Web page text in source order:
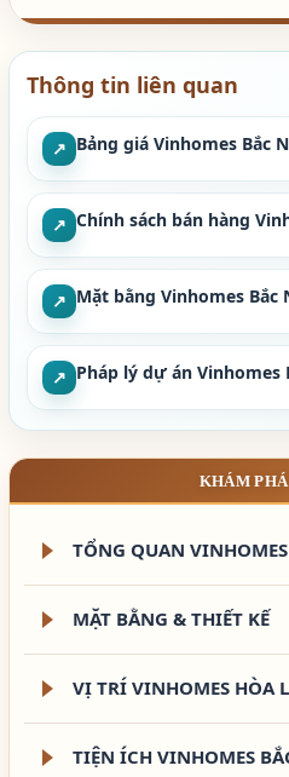
Thông tin liên quan
↗ Bảng giá Vinhomes Bắc
↗ Chính sách bán hàng
↗ Mặt bằng Vinhomes Bắc
↗ Pháp lý dự án Vinhomes
KHÁM
TỔNG QUAN
MẶT BẰNG & THIẾT KẾ
VỊ TRÍ VINHOMES HÒA
TIỆN ÍCH VINHOMES